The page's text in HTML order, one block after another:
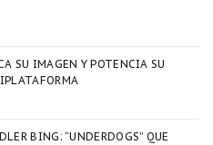
SU IMAGEN Y POTENCIA SU
BING: “UNDERDOGS” QUE